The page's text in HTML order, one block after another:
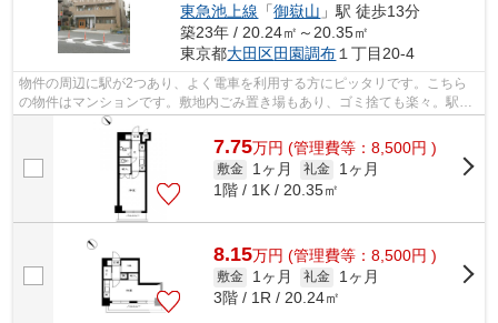
東急池上線 「御嶽山 」駅 徒歩13分
築23年 / 20.24㎡～20.35㎡
東京都大田区田園調布 １丁目20-4
物件の周辺に駅が2つあり、よく電車を利用する方にピッタリです。こちら
の物件はマンションです。敷地内ごみ置き場もあり、ゴミ捨ても楽々。駅ま
で平坦な物件で、ラクに駅まで移動する...
7.75万円 (管理費等：8,500円 )
敷金 1ヶ月 礼金
1ヶ月
1階 / 1K / 20.35㎡
8.15万円 (管理費等：8,500円 )
敷金 1ヶ月 礼金
1ヶ月
3階 / 1R / 20.24㎡